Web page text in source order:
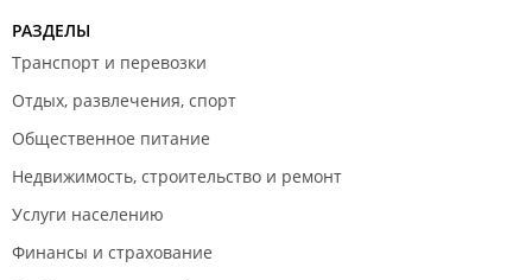
РАЗДЕЛЫ
Транспорт и перевозки
Отдых, развлечения, спорт
Общественное питание
Недвижимость, строительство и ремонт
Услуги населению
Финансы и страхование